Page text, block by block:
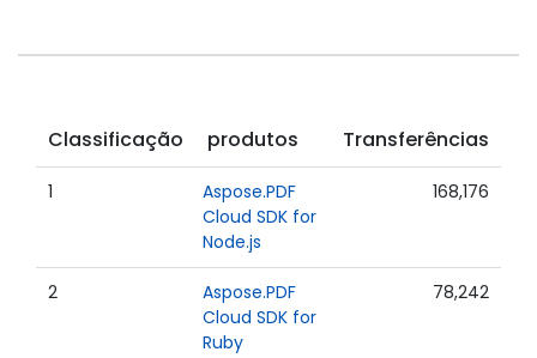
Classificação produtos Transferências
1
Aspose.PDF
Cloud SDK for
Node.js
168,176
2
Aspose.PDF
Cloud SDK for
Ruby
78,242